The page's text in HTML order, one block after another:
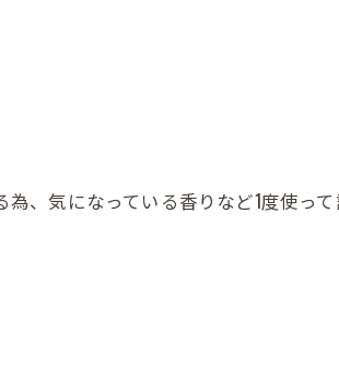
、気になっている香りなど1度使って